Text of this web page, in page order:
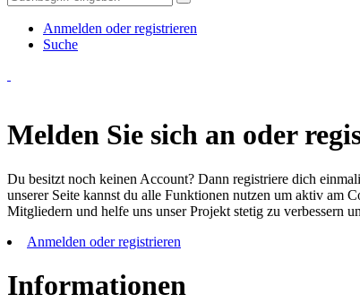
Anmelden oder registrieren
Suche
Melden Sie sich an oder
Du besitzt noch keinen Account? Dann registriere dich
unserer Seite kannst du alle Funktionen nutzen um aktiv am
Mitgliedern und helfe uns unser Projekt stetig zu verbessern
Anmelden oder registrieren
Informationen